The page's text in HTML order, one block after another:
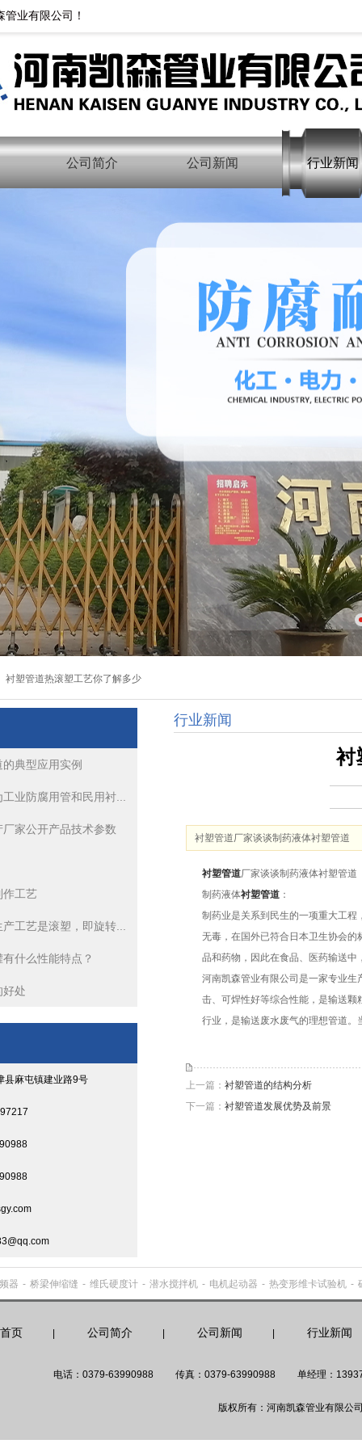
业有限公司！
公司简介 公司新闻 行业新闻
钢衬四氟管道的典型应用实例
衬塑管道热滚塑工艺你了解多少
衬塑管道生产厂家公开产品技术参数
衬塑管道的生产工艺是滚塑，即旋转成型、浇铸旋转成型
衬塑管道热滚塑工艺你了解多少
典型应用实例
业防腐用管和民用衬...
家公开产品技术参数
作工艺
工艺是滚塑，即旋转...
什么性能特点？
好处
县麻屯镇建业路9号
行业新闻
衬
衬塑管道厂家谈谈制药液体衬塑管道
衬塑管道厂家谈谈制药液体衬塑管道
制药液体衬塑管道 ：
制药业是关系到民生的一项重大工
无毒，在国外已符合日本卫生协会
品和药物，因此在食品、医药输送
河南凯森管业有限公司是一家专业生
击、可焊性好等综合性能，是输送
行业，是输送废水废气的理想管道
上一篇： 衬塑管道的结构分析
下一篇： 衬塑管道发展优势及前景
器 - 桥梁伸缩缝 - 维氏硬度计 - 潜水搅拌机 - 电机起动器 - 热变形维卡试验机 -
首页 公司简介 公司新闻 行业新闻
电话：0379-63990988 传真：0379-63990988 单经理：
版权所有：河南凯森管业有限公